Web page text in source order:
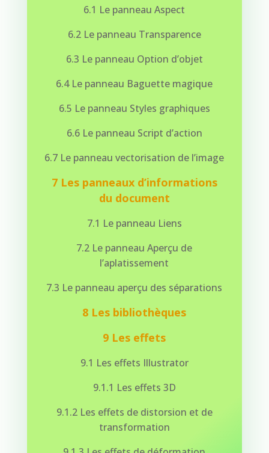
6.1 Le panneau Aspect
6.2 Le panneau Transparence
6.3 Le panneau Option d’objet
6.4 Le panneau Baguette magique
6.5 Le panneau Styles graphiques
6.6 Le panneau Script d’action
6.7 Le panneau vectorisation de l’image
7 Les panneaux d’informations
du document
7.1 Le panneau Liens
7.2 Le panneau Aperçu de
l’aplatissement
7.3 Le panneau aperçu des séparations
8 Les bibliothèques
9 Les effets
9.1 Les effets Illustrator
9.1.1 Les effets 3D
9.1.2 Les effets de distorsion et de
transformation